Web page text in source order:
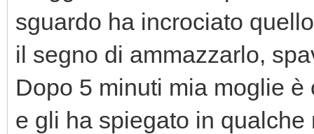
sguardo ha incrociato
il segno di ammazzarlo,
Dopo 5 minuti mia moglie
e gli ha spiegato in